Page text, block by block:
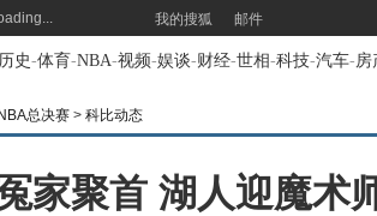
我的搜狐 邮件
历史-体育-NBA-视频-娱谈-财经-世相-科技-汽车-房
总决赛 > 科比动态
家聚首 湖人迎魔术